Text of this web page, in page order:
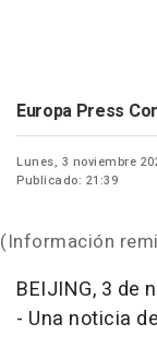
Europa Press
Lunes, 3 noviembre
Publicado: 21:39
(Información
BEIJING, 3 de
- Una noticia